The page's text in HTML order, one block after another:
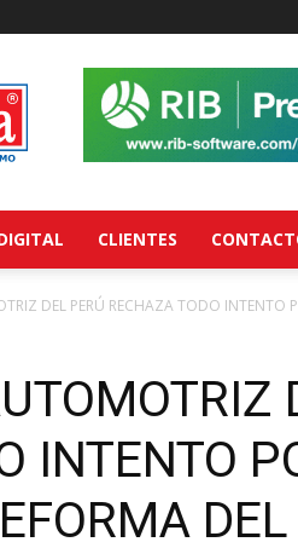
CLIENTES
DEL PERÚ RECHAZA TODO INTENTO
INTENTO
DEL